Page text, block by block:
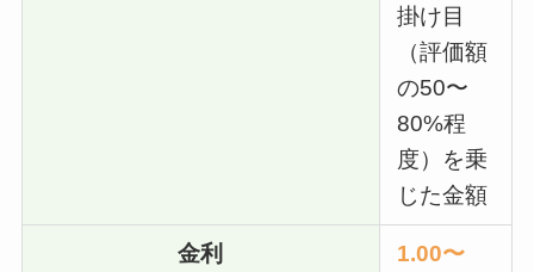
掛け目
（評価額
の50〜
80%程
度）を乗
じた金額
金利 1.00〜